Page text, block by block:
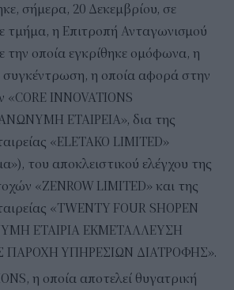
σήμερα, 20 Δεκεμβρίου, σε
τμήμα, η Επιτροπή Ανταγωνισμού
την οποία εγκρίθηκε ομόφωνα, η
συγκέντρωση, η οποία αφορά στην
INNOVATIONS
ΕΤΑΙΡΕΙΑ», δια της
«ΕLETAKO LIMITED»
του αποκλειστικού ελέγχου της
«ZENROW LIMITED» και της
«TWENTY FOUR SHOPEN
ΕΤΑΙΡΙΑ ΕΚΜΕΤΑΛΛΕΥΣΗ
ΠΑΡΟΧΗ ΥΠΗΡΕΣΙΩΝ ΔΙΑΤΡΟΦΗΣ».
η οποία αποτελεί θυγατρική